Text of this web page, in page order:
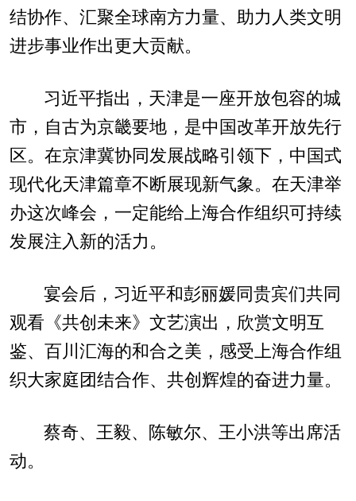
结协作、汇聚全球南方力量、助力人类文明
进步事业作出更大贡献。
习近平指出，天津是一座开放包容的城
市，自古为京畿要地，是中国改革开放先行
区。在京津冀协同发展战略引领下，中国式
现代化天津篇章不断展现新气象。在天津举
办这次峰会，一定能给上海合作组织可持续
发展注入新的活力。
宴会后，习近平和彭丽媛同贵宾们共同
观看《共创未来》文艺演出，欣赏文明互
鉴、百川汇海的和合之美，感受上海合作组
织大家庭团结合作、共创辉煌的奋进力量。
蔡奇、王毅、陈敏尔、王小洪等出席活
动。